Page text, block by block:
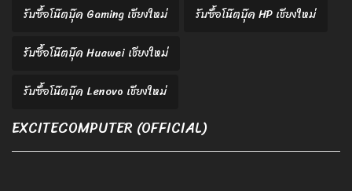
รับซื้อโน๊ตบุ๊ค Gaming เชียงใหม่
รับซื้อโน๊ตบุ๊ค HP เชียงใหม่
รับซื้อโน๊ตบุ๊ค Huawei เชียงใหม่
รับซื้อโน๊ตบุ๊ค Lenovo เชียงใหม่
EXCITECOMPUTER (OFFICIAL)